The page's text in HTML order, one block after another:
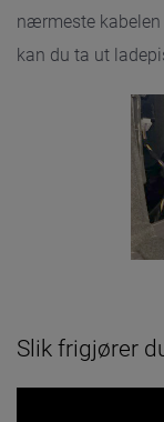
nærmeste
kan du ta ut
Slik frigjører